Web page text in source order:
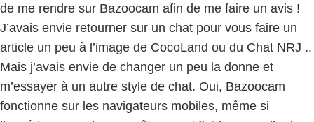
de me rendre sur Bazoocam afin de me faire un avis !
J’avais envie retourner sur un chat pour vous faire un
article un peu à l’image de CocoLand ou du Chat NRJ ..
Mais j’avais envie de changer un peu la donne et
m’essayer à un autre style de chat. Oui, Bazoocam
fonctionne sur les navigateurs mobiles, même si